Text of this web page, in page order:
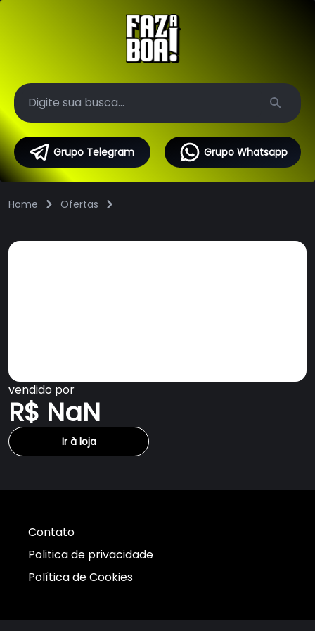
Search
Grupo Telegram Grupo Whatsapp
Home Ofertas
vendido por
R$ NaN
Ir à loja
Contato
Politica de privacidade
Política de Cookies